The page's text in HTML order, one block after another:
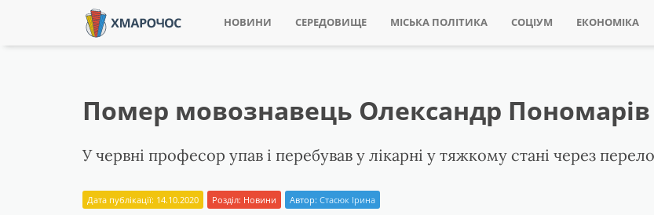
НОВИНИ СЕРЕДОВИЩЕ МІСЬКА ПОЛІТИКА СОЦІУМ ЕКОНОМІКА
Помер мовознавець Олександр Пономарів
У червні професор упав і перебував у лікарні у тяжкому стані через
Дата публікації: 14.10.2020 Розділ: Новини Автор: Стасюк Ірина